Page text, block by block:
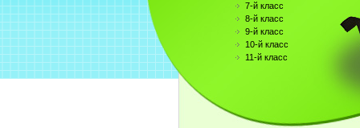
7-й класс
8-й класс
9-й класс
10-й класс
11-й класс